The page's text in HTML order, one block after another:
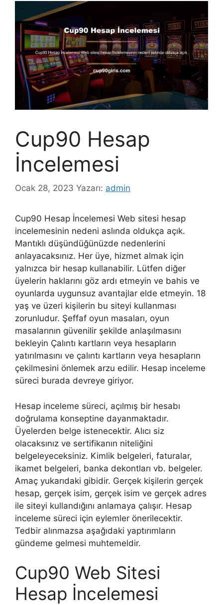
Cup90 Hesap
İncelemesi
Ocak 28, 2023 Yazarı: admin
Cup90 Hesap İncelemesi Web sitesi hesap
incelemesinin nedeni aslında oldukça açık.
Mantıklı düşündüğünüzde nedenlerini
anlayacaksınız. Her üye, hizmet almak için
yalnızca bir hesap kullanabilir. Lütfen diğer
üyelerin haklarını göz ardı etmeyin ve bahis ve
oyunlarda uygunsuz avantajlar elde etmeyin. 18
yaş ve üzeri kişilerin bu siteyi kullanması
zorunludur. Şeffaf oyun masaları, oyun
masalarının güvenilir şekilde anlaşılmasını
bekleyin Çalıntı kartların veya hesapların
yatırılmasını ve çalıntı kartların veya hesapların
çekilmesini önlemek arzu edilir. Hesap inceleme
süreci burada devreye giriyor.
Hesap inceleme süreci, açılmış bir hesabı
doğrulama konseptine dayanmaktadır.
Üyelerden belge istenecektir. Alıcı siz
olacaksınız ve sertifikanın niteliğini
belgeleyeceksiniz. Kimlik belgeleri, faturalar,
ikamet belgeleri, banka dekontları vb. belgeler.
Amaç yukarıdaki gibidir. Gerçek kişilerin gerçek
hesap, gerçek isim, gerçek isim ve gerçek adres
ile siteyi kullandığını anlamaya çalışır. Hesap
inceleme süreci için eylemler önerilecektir.
Tedbir alınmazsa aşağıdaki yaptırımların
gündeme gelmesi muhtemeldir.
Cup90 Web Sitesi
Hesap İncelemesi